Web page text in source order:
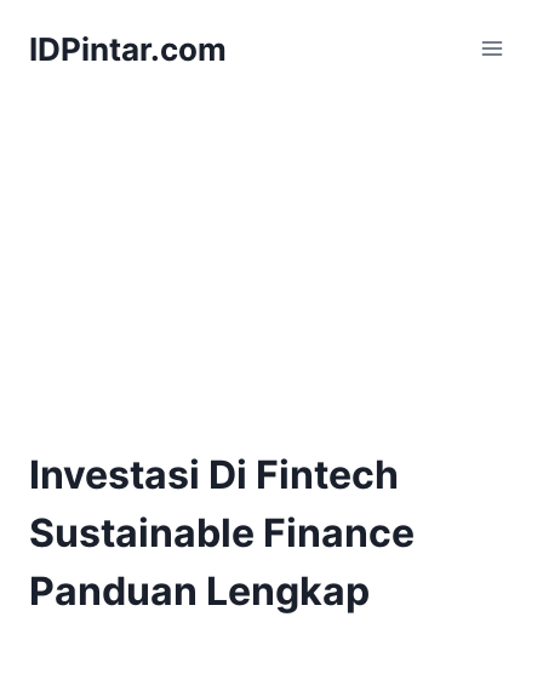
IDPintar.com
Investasi Di Fintech
Sustainable Finance
Panduan Lengkap